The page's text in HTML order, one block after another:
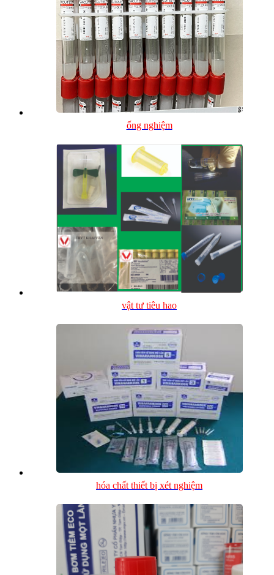
ống nghiệm
vật tư tiêu hao
hóa chất thiết bị xét nghiệm